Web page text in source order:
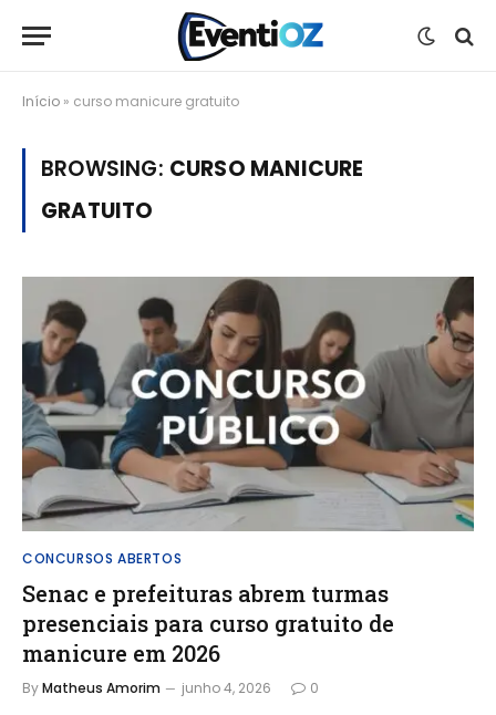
Início » curso manicure gratuito
BROWSING: CURSO MANICURE
GRATUITO
CONCURSOS ABERTOS
Senac e prefeituras abrem turmas
presenciais para curso gratuito de
manicure em 2026
ByMatheus Amorim junho 4, 2026 0